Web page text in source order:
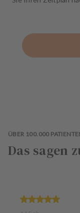
ÜBER 100.000
Das sagen